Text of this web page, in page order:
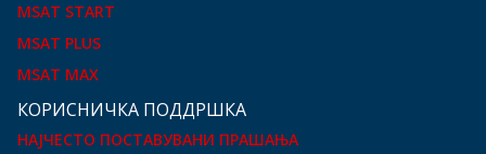
MSAT START
MSAT PLUS
MSAT MAX
КOРИСНИЧКА ПОДДРШКА
НАЈЧЕСТО ПОСТАВУВАНИ ПРАШАЊА